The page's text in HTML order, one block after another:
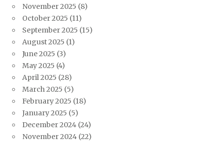
November 2025 (8)
October 2025 (11)
September 2025 (15)
August 2025 (1)
June 2025 (3)
May 2025 (4)
April 2025 (28)
March 2025 (5)
February 2025 (18)
January 2025 (5)
December 2024 (24)
November 2024 (22)